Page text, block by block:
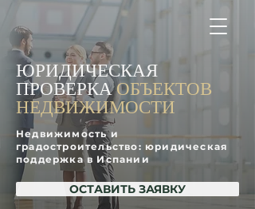
ЮРИДИЧЕСКАЯ
ПРОВЕРКА ОБЪЕКТОВ
НЕДВИЖИМОСТИ
Недвижимость и
градостроительство: юридическая
поддержка в Испании
ОСТАВИТЬ ЗАЯВКУ